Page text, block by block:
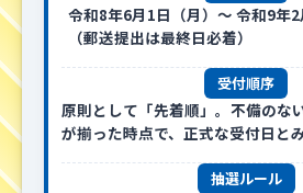
令和8年6月1日（月）〜 令和9年2
（郵送提出は最終日必着）
受付順序
原則として 「先着順」 。不備のな
が揃った時点で、正式な受付日と
抽選ルール